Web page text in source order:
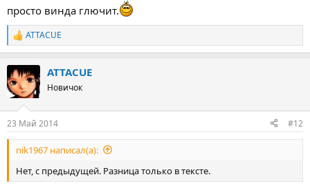
просто винда глючит.
Р
е
к
ц
и
ATTACUE
ATTACUE
Новичок
23 Май 2014 #12
nik1967 написал(а):
Нет, с предыдущей. Разница только в тексте.